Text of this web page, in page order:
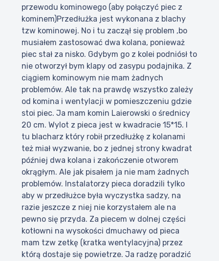
przewodu kominowego (aby połączyć piec z
kominem)Przedłużka jest wykonana z blachy
tzw kominowej. No i tu zaczął się problem ,bo
musiałem zastosować dwa kolana, ponieważ
piec stał za nisko. Gdybym go z kolei podniósł to
nie otworzył bym klapy od zasypu podajnika. Z
ciągiem kominowym nie mam żadnych
problemów. Ale tak na prawdę wszystko zależy
od komina i wentylacji w pomieszczeniu gdzie
stoi piec. Ja mam komin Laierowski o średnicy
20 cm. Wylot z pieca jest w kwadracie 15*15. I
tu blacharz który robił przedłużkę z kolanami
też miał wyzwanie, bo z jednej strony kwadrat
później dwa kolana i zakończenie otworem
okrągłym. Ale jak pisałem ja nie mam żadnych
problemów. Instalatorzy pieca doradzili tylko
aby w przedłużce była wyczystka sadzy, na
razie jeszcze z niej nie korzystałem ale na
pewno się przyda. Za piecem w dolnej części
kotłowni na wysokości dmuchawy od pieca
mam tzw zetkę (kratka wentylacyjna) przez
którą dostaje się powietrze. Ja radzę poradzić